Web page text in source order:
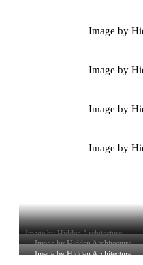
Image by
Image by
Image by
Image by
Image by Hidden Architecture
Image by Hidden Architecture
Image by Hidden Architecture